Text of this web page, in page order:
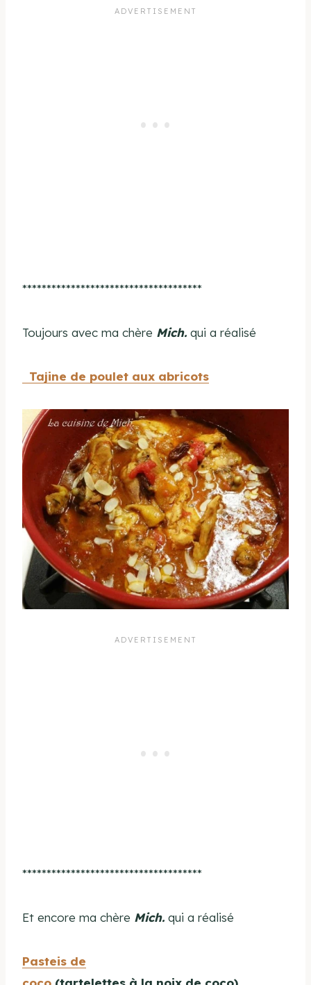
*************************************
Toujours avec ma chère Mich. qui a réalisé
Tajine de poulet aux abricots
*************************************
Et encore ma chère Mich. qui a réalisé
Pasteis de